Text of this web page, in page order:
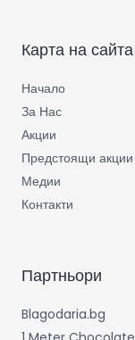
Карта на сайта
Начало
За Нас
Акции
Предстоящи акции
Медии
Контакти
Партньори
Blagodaria.bg